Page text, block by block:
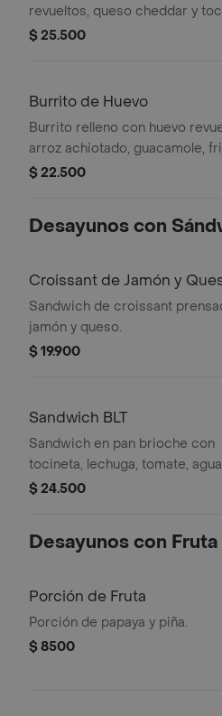
revueltos, queso cheddar y
crocante.
$ 25.500
Burrito de Huevo
Burrito relleno con huevo
arroz achiotado, guacamole,
negro, pico de gallo, queso y
$ 22.500
Desayunos con
Croissant de Jamón y
Sandwich de croissant
jamón y queso.
$ 19.900
Sandwich BLT
Sandwich en pan brioche con
tocineta, lechuga, tomate,
mayonesa picante.
$ 24.500
Desayunos con Fruta
Porción de Fruta
Porción de papaya y piña.
$ 8500